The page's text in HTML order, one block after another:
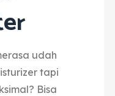
udah
tapi
Bisa